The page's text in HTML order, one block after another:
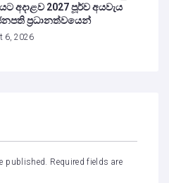
අදාළව 2027 පූර්ව අයවැය
ප්‍රධානත්වයෙන්
6, 2026
published. Required fields are